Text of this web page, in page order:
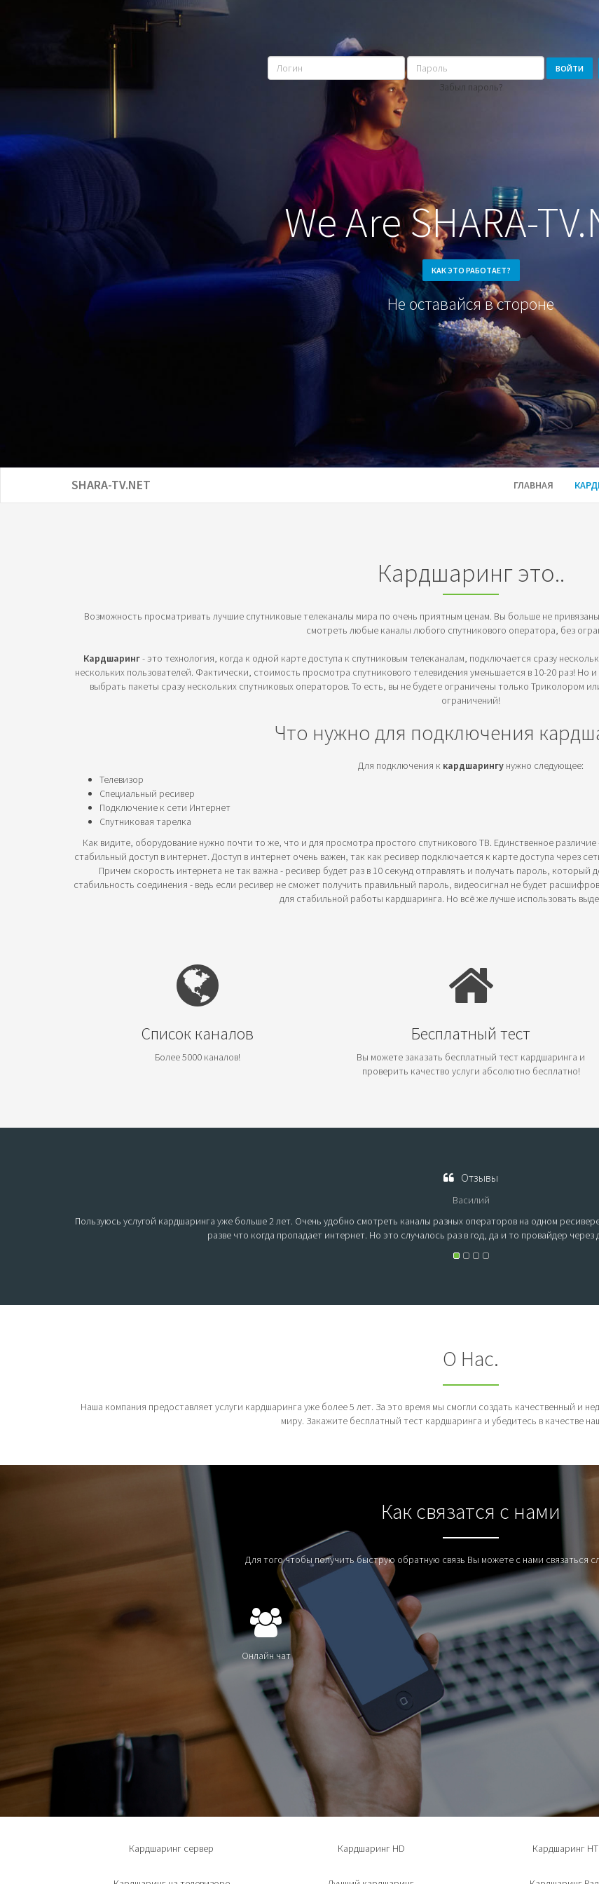
Логин Пароль ВОЙТИ
Забыл пароль?
We Are SHARA-
КАК ЭТО РАБОТАЕТ?
Не оставайся в стороне
SHARA-TV.NET ГЛАВНАЯ
Кардшаринг это..
Возможность просматривать лучшие спутниковые телеканалы мира по очень приятным ценам. Вы больше не
смотреть любые каналы любого спутникового оператора, без
Кардшаринг- это технология, когда к одной карте доступа к спутниковым телеканалам, подключается сразу
нескольких пользователей. Фактически, стоимость просмотра спутникового телевидения уменьшается в 10-20 раз! Но
выбрать пакеты сразу нескольких спутниковых операторов. То есть, вы не будете ограничены только Триколором
ограничений!
Что нужно для подключения
Для подключения к кардшарингу нужно следующее:
Телевизор
Специальный ресивер
Подключение к сети Интернет
Спутниковая тарелка
Как видите, оборудование нужно почти то же, что и для просмотра простого спутникового ТВ. Единственное
стабильный доступ в интернет. Доступ в интернет очень важен, так как ресивер подключается к карте доступа через
Причем скорость интернета не так важна - ресивер будет раз в 10 секунд отправлять и получать пароль,
стабильность соединения - ведь если ресивер не сможет получить правильный пароль, видеосигнал не будет
для стабильной работы кардшаринга. Но всё же лучше использовать
Список каналов
Более 5000 каналов!
Бесплатный тест
Вы можете заказать бесплатный тест кардшаринга и
проверить качество услуги абсолютно бесплатно!
Отзывы
Василий
Пользуюсь услугой кардшаринга уже больше 2 лет. Очень удобно смотреть каналы разных операторов на одном
разве что когда пропадает интернет. Но это случалось раз в год, да и то провайдер
О Нас.
Наша компания предоставляет услуги кардшаринга уже более 5 лет. За это время мы смогли создать качественный и
миру. Закажите бесплатный тест кардшаринга и убедитесь в качестве
Как связатся с нами
Для того чтобы получить быструю обратную связь Вы можете с нами связаться
Онлайн чат
Кардшаринг сервер Кардшаринг HD Кардшаринг